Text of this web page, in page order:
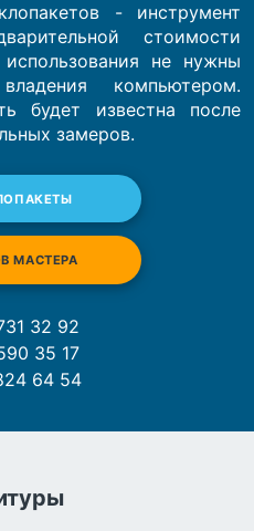
- инструмент
стоимости
не нужны
компьютером.
будет известна после
замеров.
МАСТЕРА
32 92
35 17
64 54